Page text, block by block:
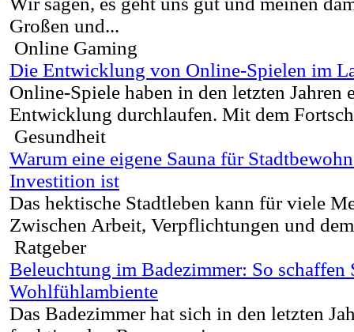
Großen und...
Online Gaming
Die Entwicklung von Online-Spielen im
Online-Spiele haben in den letzten Jahren
Entwicklung durchlaufen. Mit dem
Gesundheit
Warum eine eigene Sauna für
Investition ist
Das hektische Stadtleben kann für viele
Zwischen Arbeit, Verpflichtungen und
Ratgeber
Beleuchtung im Badezimmer: So schaffen
Wohlfühlambiente
Das Badezimmer hat sich in den letzten